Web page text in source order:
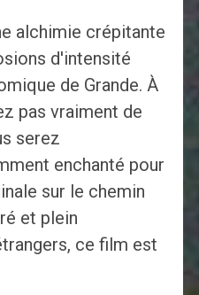
alchimie crépitante
d'intensité
de Grande. À
pas vraiment de
serez
enchanté pour
sur le chemin
et plein
ce film est